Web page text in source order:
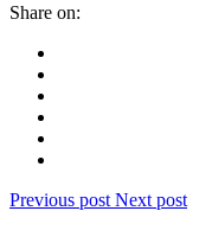
Share on:
Previous post Next post